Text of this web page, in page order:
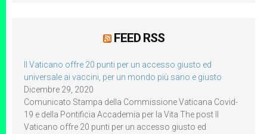
FEED RSS
Il Vaticano offre 20 punti per un accesso giusto ed
universale ai vaccini, per un mondo più sano e giusto
Dicembre 29, 2020
Comunicato Stampa della Commissione Vaticana Covid-
19 e della Pontificia Accademia per la Vita The post Il
Vaticano offre 20 punti per un accesso giusto ed